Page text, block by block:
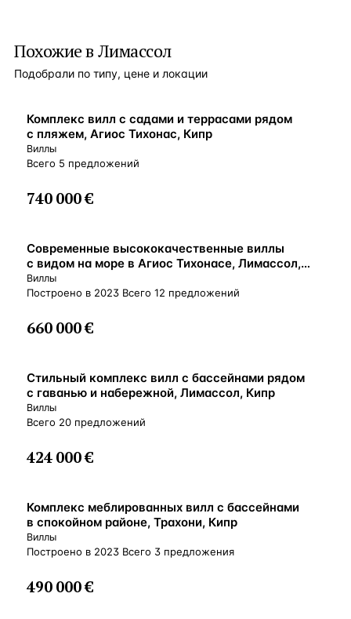
Похожие в Лимассол
Подобрали по типу, цене и локации
ВНЖ
Комплекс вилл с садами и террасами рядом
с пляжем, Агиос Тихонас, Кипр
Виллы
Всего 5 предложений
740 000 €
ВНЖ
Современные высококачественные виллы
с видом на море в Агиос Тихонасе, Лимассол,
Кипр
Виллы
Построено в 2023 Всего 12 предложений
660 000 €
ВНЖ
Стильный комплекс вилл с бассейнами рядом
с гаванью и набережной, Лимассол, Кипр
Виллы
Всего 20 предложений
424 000 €
ВНЖ
Комплекс меблированных вилл с бассейнами
в спокойном районе, Трахони, Кипр
Виллы
Построено в 2023 Всего 3 предложения
490 000 €